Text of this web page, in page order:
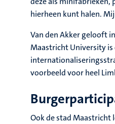
hierheen kunt halen.
Van den Akker gelooft
Maastricht University is
voorbeeld voor heel
Ook de stad Maastricht